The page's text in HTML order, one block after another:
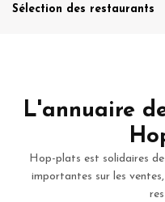
Sélection des restaurants
L'annuaire
Hop-plats est solidaires
importantes sur les